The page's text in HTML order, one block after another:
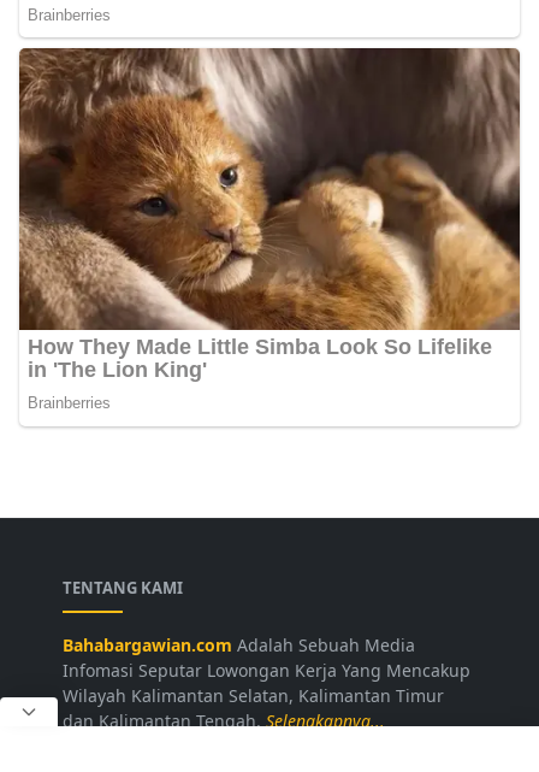
TENTANG KAMI
Bahabargawian.com Adalah Sebuah Media
Infomasi Seputar Lowongan Kerja Yang Mencakup
Wilayah Kalimantan Selatan, Kalimantan Timur
dan Kalimantan Tengah.Selengkapnya...